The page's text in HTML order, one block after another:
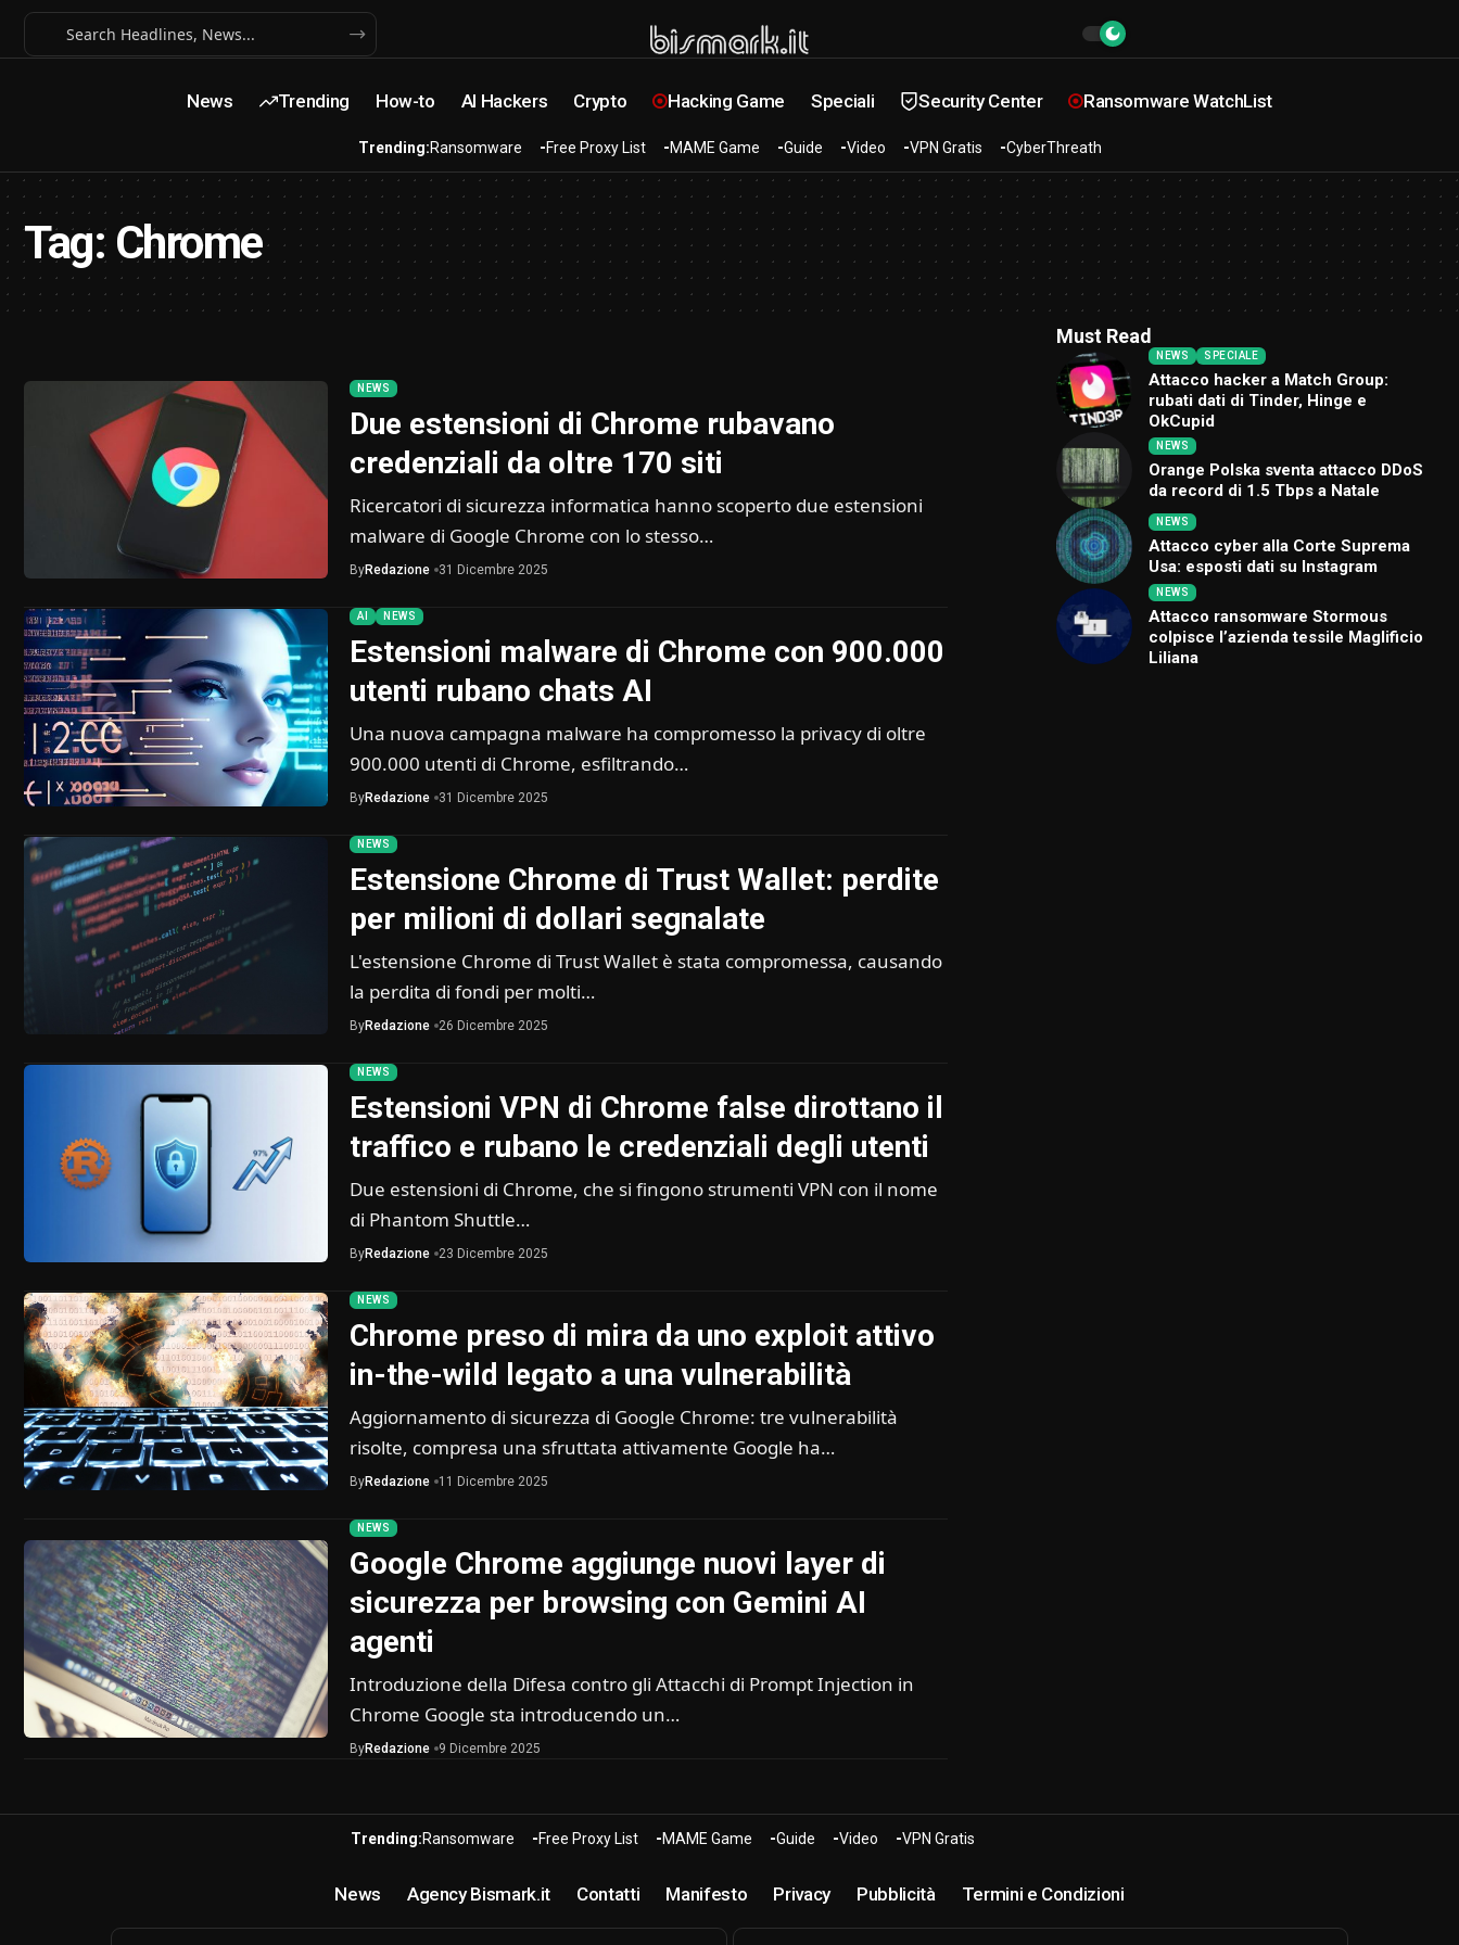
News Trending How-to AI Hackers Crypto Hacking Game Speciali Security Center Ransomware WatchList
Trending:Ransomware Free Proxy List MAME Game Guide Video VPN Gratis CyberThreath
Tag: Chrome
NEWS
Due estensioni di Chrome rubavano
credenziali da oltre 170 siti
Ricercatori di sicurezza informatica hanno scoperto due estensioni
malware di Google Chrome con lo stesso…
ByRedazione 31 Dicembre 2025
AI NEWS
Estensioni malware di Chrome con 900.000
utenti rubano chats AI
Una nuova campagna malware ha compromesso la privacy di oltre
900.000 utenti di Chrome, esfiltrando…
ByRedazione 31 Dicembre 2025
NEWS
Estensione Chrome di Trust Wallet: perdite
per milioni di dollari segnalate
L'estensione Chrome di Trust Wallet è stata compromessa, causando
la perdita di fondi per molti…
ByRedazione 26 Dicembre 2025
NEWS
Estensioni VPN di Chrome false dirottano il
traffico e rubano le credenziali degli utenti
Due estensioni di Chrome, che si fingono strumenti VPN con il nome
di Phantom Shuttle…
ByRedazione 23 Dicembre 2025
NEWS
Chrome preso di mira da uno exploit attivo
in-the-wild legato a una vulnerabilità
Aggiornamento di sicurezza di Google Chrome: tre vulnerabilità
risolte, compresa una sfruttata attivamente Google ha…
ByRedazione 11 Dicembre 2025
NEWS
Google Chrome aggiunge nuovi layer di
sicurezza per browsing con Gemini AI
agenti
Introduzione della Difesa contro gli Attacchi di Prompt Injection in
Chrome Google sta introducendo un…
ByRedazione 9 Dicembre 2025
Must Read
NEWS SPECIALE
Attacco hacker a Match Group:
rubati dati di Tinder, Hinge e
OkCupid
NEWS
Orange Polska sventa attacco DDoS
da record di 1.5 Tbps a Natale
NEWS
Attacco cyber alla Corte Suprema
Usa: esposti dati su Instagram
NEWS
Attacco ransomware Stormous
colpisce l’azienda tessile Maglificio
Liliana
Trending:Ransomware Free Proxy List MAME Game Guide Video VPN Gratis
News Agency Bismark.it Contatti Manifesto Privacy Pubblicità Termini e Condizioni